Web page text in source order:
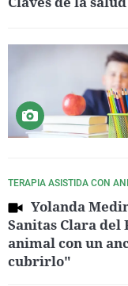
TERAPIA ASISTIDA CON
Yolanda
Sanitas Clara del
animal con un
cubrirlo"